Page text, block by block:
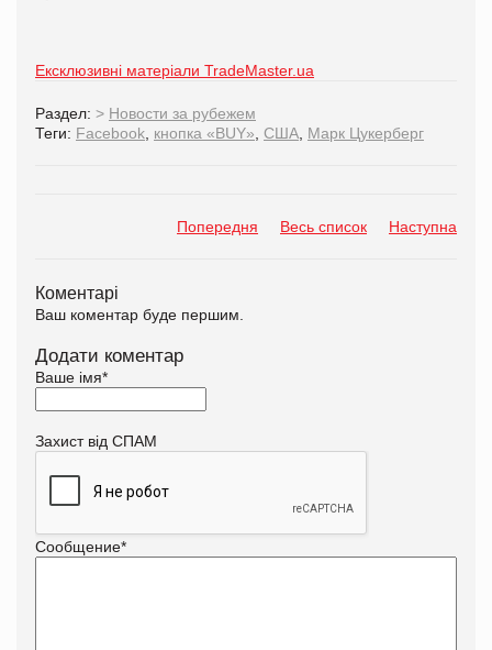
Ексклюзивні матеріали TradeMaster.ua
Раздел: > Новости за рубежем
Теги: Facebook кнопка «BUY» США Марк Цукерберг
Попередня Весь список Наступна
Коментарі
Ваш коментар буде першим.
Додати коментар
Ваше імя*
Захист від СПАМ
Сообщение*